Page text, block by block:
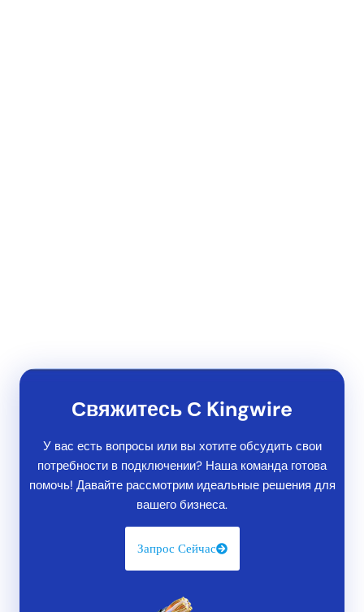
Свяжитесь С Kingwire
У вас есть вопросы или вы хотите обсудить свои
потребности в подключении? Наша команда готова
помочь! Давайте рассмотрим идеальные решения для
вашего бизнеса.
Запрос Сейчас